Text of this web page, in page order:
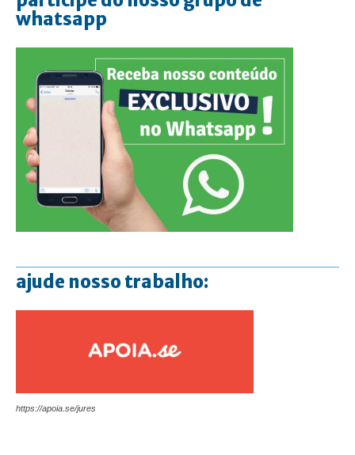
whatsapp
ajude nosso trabalho:
https://apoia.se/jures